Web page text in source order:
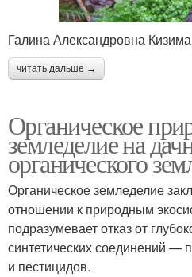
Галина Александровна Кизима
читать дальше →
Органическое
земледелие на
органического
Органическое земледелие
отношении к природным
подразумевает отказ от
синтетических соединений
и пестицидов.